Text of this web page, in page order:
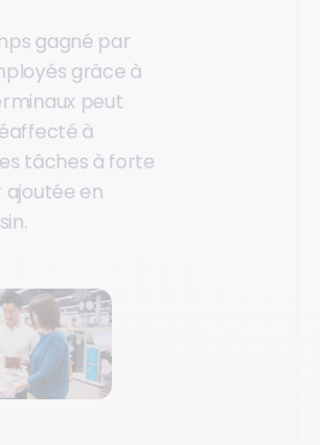
gagné par
grâce à
peut
à
tâches à forte
ajoutée en